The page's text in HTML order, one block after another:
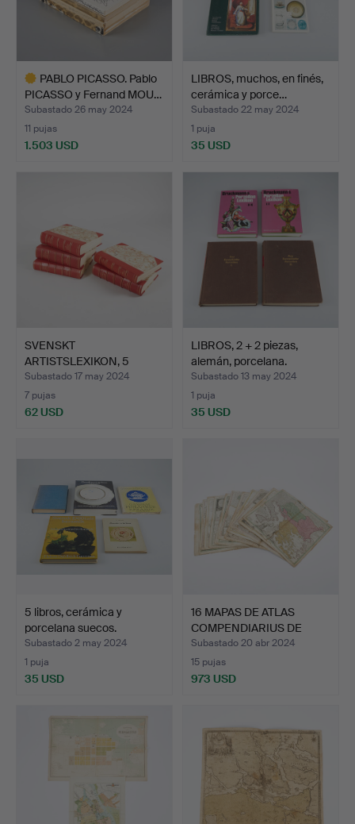
PABLO PICASSO. Pablo
PICASSO y Fernand MOU…
Subastado 26 may 2024
11 pujas
1.503 USD
LIBROS, muchos, en finés,
cerámica y porce…
Subastado 22 may 2024
1 puja
35 USD
SVENSKT
ARTISTSLEXIKON, 5
piezas, Allhems …
Subastado 17 may 2024
7 pujas
62 USD
LIBROS, 2 + 2 piezas,
alemán, porcelana.
Subastado 13 may 2024
1 puja
35 USD
5 libros, cerámica y
porcelana suecos.
Subastado 2 may 2024
1 puja
35 USD
16 MAPAS DE ATLAS
COMPENDIARIUS DE
HOMANN …
Subastado 20 abr 2024
15 pujas
973 USD